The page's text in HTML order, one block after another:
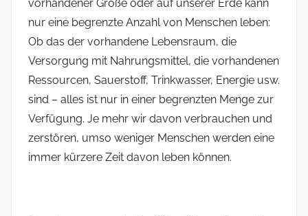
vorhandener Größe oder auf unserer Erde kann
nur eine begrenzte Anzahl von Menschen leben:
Ob das der vorhandene Lebensraum, die
Versorgung mit Nahrungsmittel, die vorhandenen
Ressourcen, Sauerstoff, Trinkwasser, Energie usw.
sind – alles ist nur in einer begrenzten Menge zur
Verfügung. Je mehr wir davon verbrauchen und
zerstören, umso weniger Menschen werden eine
immer kürzere Zeit davon leben können.